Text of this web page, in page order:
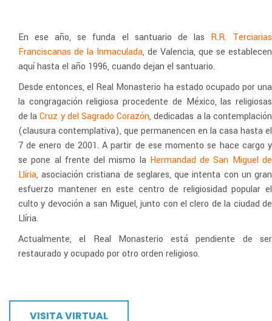
En ese año, se funda el santuario de las R.R. Terciarias
Franciscanas de la Inmaculada, de Valencia, que se establecen
aquí hasta el año 1996, cuando dejan el santuario.
Desde entonces, el Real Monasterio ha estado ocupado por una
la congragación religiosaprocedente de México, las religiosas
de laCruz y del Sagrado Corazón, dedicadas a la contemplación
(clausura contemplativa), que permanencen en la casa hasta el
7 de enero de 2001. A partir de ese momento se hace cargo y
se pone al frente del mismo la Hermandad de San Miguel de
Llíria, asociación cristiana de seglares, que intenta con un gran
esfuerzo mantener en este centro de religiosidad popular el
culto y devoción a san Miguel, junto con el clero de la ciudad de
Llíria.
Actualmente, el Real Monasterio está pendiente de ser
restaurado y ocupado por otro orden religioso.
VISITA VIRTUAL